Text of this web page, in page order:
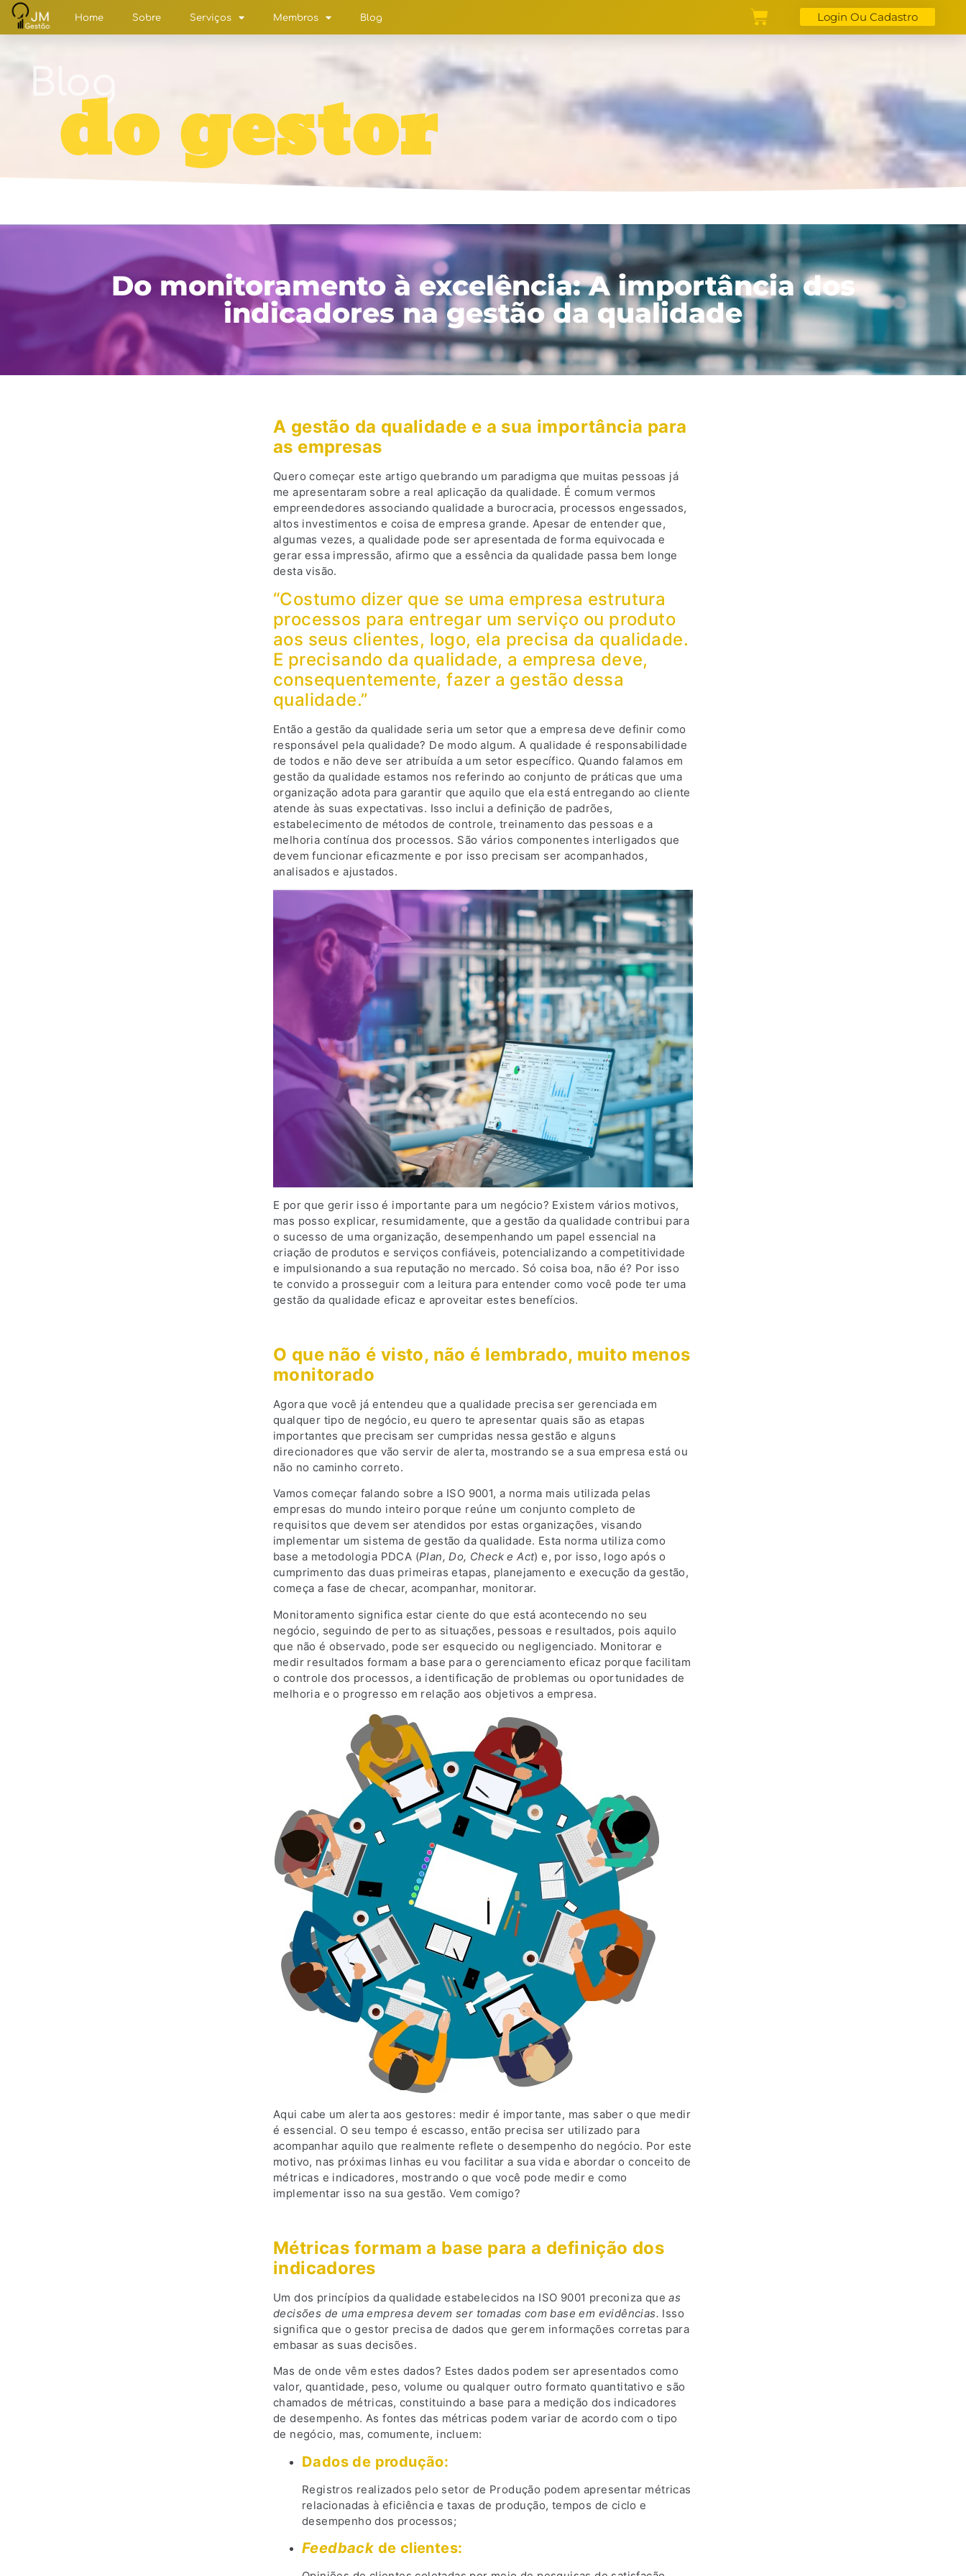
Home Sobre Serviços Membros Blog Login Ou Cadastro
Blog
do gestor
Do monitoramento à excelência: A importância dos
indicadores na gestão da qualidade
A gestão da qualidade e a sua importância para
as empresas
Quero começar este artigo quebrando um paradigma que muitas pessoas já
me apresentaram sobre a real aplicação da qualidade. É comum vermos
empreendedores associando qualidade a burocracia, processos engessados,
altos investimentos e coisa de empresa grande. Apesar de entender que,
algumas vezes, a qualidade pode ser apresentada de forma equivocada e
gerar essa impressão, afirmo que a essência da qualidade passa bem longe
desta visão.
“Costumo dizer que se uma empresa estrutura
processos para entregar um serviço ou produto
aos seus clientes, logo, ela precisa da qualidade.
E precisando da qualidade, a empresa deve,
consequentemente, fazer a gestão dessa
qualidade.”
Então a gestão da qualidade seria um setor que a empresa deve definir como
responsável pela qualidade? De modo algum. A qualidade é responsabilidade
de todos e não deve ser atribuída a um setor específico. Quando falamos em
gestão da qualidade estamos nos referindo ao conjunto de práticas que uma
organização adota para garantir que aquilo que ela está entregando ao cliente
atende às suas expectativas. Isso inclui a definição de padrões,
estabelecimento de métodos de controle, treinamento das pessoas e a
melhoria contínua dos processos. São vários componentes interligados que
devem funcionar eficazmente e por isso precisam ser acompanhados,
analisados e ajustados.
E por que gerir isso é importante para um negócio? Existem vários motivos,
mas posso explicar, resumidamente, que a gestão da qualidade contribui para
o sucesso de uma organização, desempenhando um papel essencial na
criação de produtos e serviços confiáveis, potencializando a competitividade
e impulsionando a sua reputação no mercado. Só coisa boa, não é? Por isso
te convido a prosseguir com a leitura para entender como você pode ter uma
gestão da qualidade eficaz e aproveitar estes benefícios.
O que não é visto, não é lembrado, muito menos
monitorado
Agora que você já entendeu que a qualidade precisa ser gerenciada em
qualquer tipo de negócio, eu quero te apresentar quais são as etapas
importantes que precisam ser cumpridas nessa gestão e alguns
direcionadores que vão servir de alerta, mostrando se a sua empresa está ou
não no caminho correto.
Vamos começar falando sobre a ISO 9001, a norma mais utilizada pelas
empresas do mundo inteiro porque reúne um conjunto completo de
requisitos que devem ser atendidos por estas organizações, visando
implementar um sistema de gestão da qualidade. Esta norma utiliza como
base a metodologia PDCA (Plan, Do, Check e Act) e, por isso, logo após o
cumprimento das duas primeiras etapas, planejamento e execução da gestão,
começa a fase de checar, acompanhar, monitorar.
Monitoramento significa estar ciente do que está acontecendo no seu
negócio, seguindo de perto as situações, pessoas e resultados, pois aquilo
que não é observado, pode ser esquecido ou negligenciado. Monitorar e
medir resultados formam a base para o gerenciamento eficaz porque facilitam
o controle dos processos, a identificação de problemas ou oportunidades de
melhoria e o progresso em relação aos objetivos a empresa.
Aqui cabe um alerta aos gestores: medir é importante, mas saber o que medir
é essencial. O seu tempo é escasso, então precisa ser utilizado para
acompanhar aquilo que realmente reflete o desempenho do negócio. Por este
motivo, nas próximas linhas eu vou facilitar a sua vida e abordar o conceito de
métricas e indicadores, mostrando o que você pode medir e como
implementar isso na sua gestão. Vem comigo?
Métricas formam a base para a definição dos
indicadores
Um dos princípios da qualidade estabelecidos na ISO 9001 preconiza queas
decisões de uma empresa devem ser tomadas com base em evidências. Isso
significa que o gestor precisa de dados que gerem informações corretas para
embasar as suas decisões.
Mas de onde vêm estes dados? Estes dados podem ser apresentados como
valor, quantidade, peso, volume ou qualquer outro formato quantitativo e são
chamados de métricas, constituindo a base para a medição dos indicadores
de desempenho. As fontes das métricas podem variar de acordo com o tipo
de negócio, mas, comumente, incluem:
Dados de produção:
Registros realizados pelo setor de Produção podem apresentar métricas
relacionadas à eficiência e taxas de produção, tempos de ciclo e
desempenho dos processos;
Feedback de clientes: